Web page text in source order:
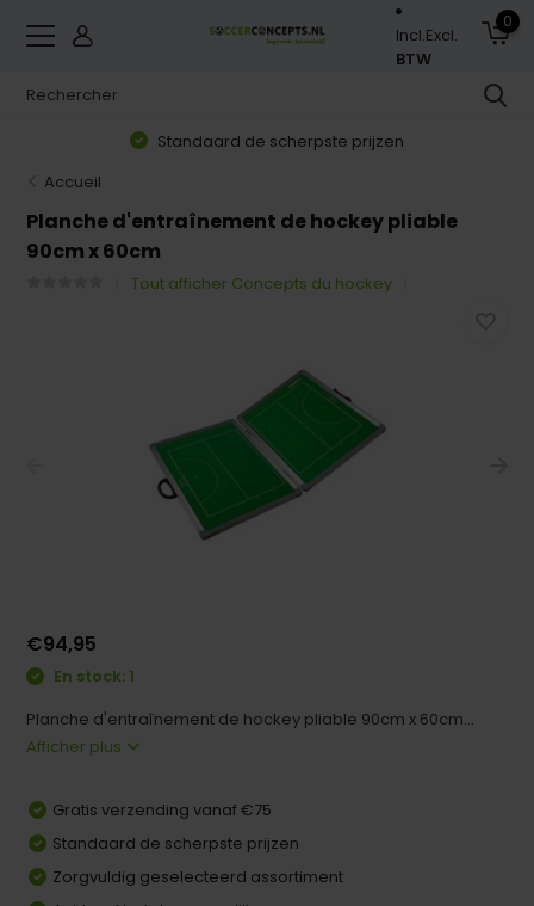
Incl.Excl.
BTW
0
Standaard de scherpste prijzen
Accueil
Planche d'entraînement de hockey pliable
90cm x 60cm
Tout afficher Concepts du hockey
€94,95
En stock: 1
Planche d'entraînement de hockey pliable 90cm x 60cm...
Afficher plus
Gratis verzending vanaf €75
Standaard de scherpste prijzen
Zorgvuldig geselecteerd assortiment